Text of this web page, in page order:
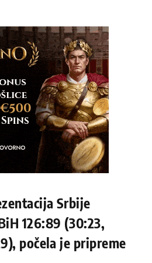
Srbije
126:89 (30:23,
počela je pripreme